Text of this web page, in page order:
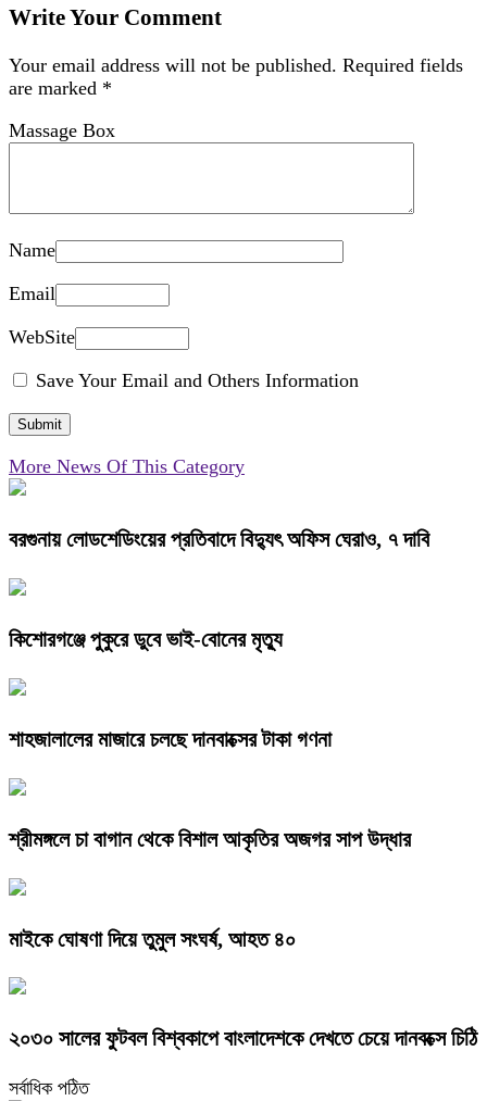
Write Your Comment
Your email address will not be published. Required fields
are marked *
Massage Box
Name
Email
WebSite
Save Your Email and Others Information
More News Of This Category
বরগুনায় লোডশেডিংয়ের প্রতিবাদে বিদ্যুৎ অফিস ঘেরাও, ৭ দাবি
কিশোরগঞ্জে পুকুরে ডুবে ভাই-বোনের মৃত্যু
শাহজালালের মাজারে চলছে দানবাক্সের টাকা গণনা
শ্রীমঙ্গলে চা বাগান থেকে বিশাল আকৃতির অজগর সাপ উদ্ধার
মাইকে ঘোষণা দিয়ে তুমুল সংঘর্ষ, আহত ৪০
২০৩০ সালের ফুটবল বিশ্বকাপে বাংলাদেশকে দেখতে চেয়ে দানবক্সে চিঠি
সর্বাধিক পঠিত